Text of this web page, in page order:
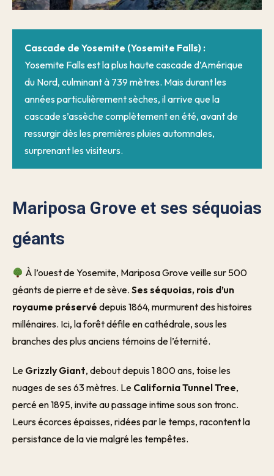
Cascade de Yosemite (Yosemite Falls) :
Yosemite Falls est la plus haute cascade d’Amérique
du Nord, culminant à 739 mètres. Mais durant les
années particulièrement sèches, il arrive que la
cascade s’assèche complètement en été, avant de
ressurgir dès les premières pluies automnales,
surprenant les visiteurs.
Mariposa Grove et ses séquoias
géants
À l’ouest de Yosemite, Mariposa Grove veille sur 500
géants de pierre et de sève. Ses séquoias, rois d’un
royaume préservé depuis 1864, murmurent des histoires
millénaires. Ici, la forêt défile en cathédrale, sous les
branches des plus anciens témoins de l’éternité.
Le Grizzly Giant, debout depuis 1 800 ans, toise les
nuages de ses 63 mètres. Le California Tunnel Tree,
percé en 1895, invite au passage intime sous son tronc.
Leurs écorces épaisses, ridées par le temps, racontent la
persistance de la vie malgré les tempêtes.